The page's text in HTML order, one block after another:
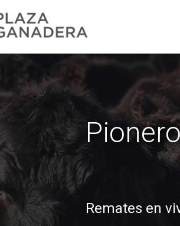
Remates en